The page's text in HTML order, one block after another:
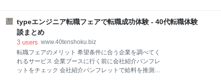
れのおすすめの活用方法についてご紹介したいと思い
ます。 転職サイト いわゆる「求人サイト」です。 企
業が求人を掲載し、 興味を持った方が自由
卒」の他「即戦力」を求めることも増え、必ずしも不
可能ではない時代になってきました。 私の初転職は44
歳、ここではその体験談を紹介いたします。 40代で転
職が可能な時代 「これからの人生」のために 人生
100年時代と言われる昨今、40歳では半分にも至りま
せん。定年も65歳になりつつあり、その後さらに働く
typeエンジニア転職フェアで転職成功体験 - 40代転職体験
談まとめ
3 users www.40tenshoku.biz
転職フェアのメリット 希望条件に合う企業を調べてく
れるサービス 企業ブースに行く前に会社紹介パンフレ
ットをチェック 会社紹介パンフレットで給料を推測す